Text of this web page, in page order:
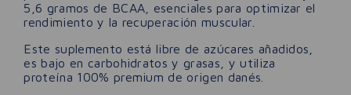
5,6 gramos de BCAA, esenciales para optimizar el
rendimiento y la recuperación muscular.
Este suplemento está libre de azúcares añadidos,
es bajo en carbohidratos y grasas, y utiliza
proteína 100% premium de origen danés.